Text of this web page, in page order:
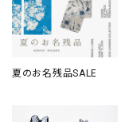
夏のお名残品SALE